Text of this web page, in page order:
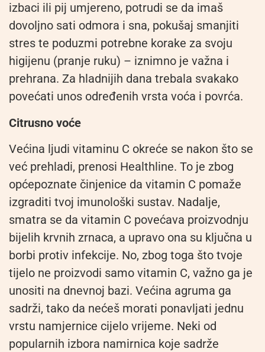
izbaci ili pij umjereno, potrudi se da imaš
dovoljno sati odmora i sna, pokušaj smanjiti
stres te poduzmi potrebne korake za svoju
higijenu (pranje ruku) – iznimno je važna i
prehrana. Za hladnijih dana trebala svakako
povećati unos određenih vrsta voća i povrća.
Citrusno voće
Većina ljudi vitaminu C okreće se nakon što se
već prehladi, prenosi Healthline. To je zbog
općepoznate činjenice da vitamin C pomaže
izgraditi tvoj imunološki sustav. Nadalje,
smatra se da vitamin C povećava proizvodnju
bijelih krvnih zrnaca, a upravo ona su ključna u
borbi protiv infekcije. No, zbog toga što tvoje
tijelo ne proizvodi samo vitamin C, važno ga je
unositi na dnevnoj bazi. Većina agruma ga
sadrži, tako da nećeš morati ponavljati jednu
vrstu namjernice cijelo vrijeme. Neki od
popularnih izbora namirnica koje sadrže